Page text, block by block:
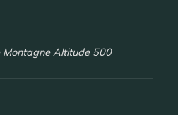
Altitude 500